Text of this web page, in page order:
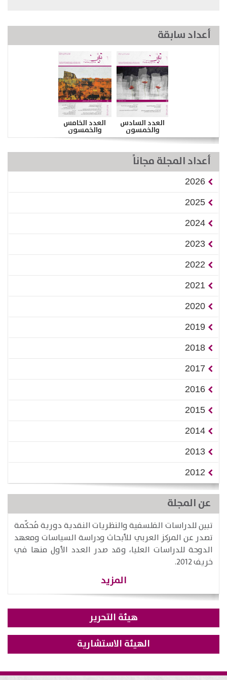
أعداد سابقة
العدد السادس
والخمسون
العدد الخامس
والخمسون
أعداد المجلة مجاناً
2026
2025
2024
2023
2022
2021
2020
2019
2018
2017
2016
2015
2014
2013
2012
عن المجلة
تبين للدراسات الفلسفية والنظريات النقدية دورية مُحكّمة
تصدر عن المركز العربي للأبحاث ودراسة السياسات ومعهد
الدوحة للدراسات العليا، وقد صدر العدد الأول منها في
خريف 2012.
المزيد
هيئة التحرير
الهيئة الاستشارية